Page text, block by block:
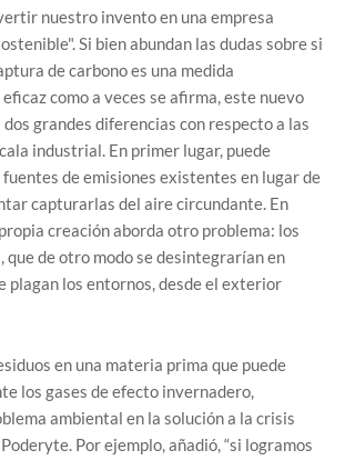
nuestro invento en una empresa
Si bien abundan las dudas sobre si
de carbono es una medida
como a veces se afirma, este nuevo
grandes diferencias con respecto a las
industrial. En primer lugar, puede
de emisiones existentes en lugar de
capturarlas del aire circundante. En
creación aborda otro problema: los
que de otro modo se desintegrarían en
plagan los entornos, desde el exterior
en una materia prima que puede
los gases de efecto invernadero,
ambiental en la solución a la crisis
Por ejemplo, añadió, “si logramos